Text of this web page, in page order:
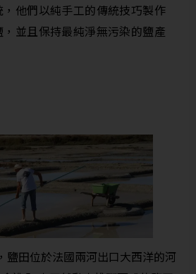
他們以純手工的傳統技巧製作
並且保持最純淨無污染的鹽產
，鹽田位於法國兩河出口大西洋的河